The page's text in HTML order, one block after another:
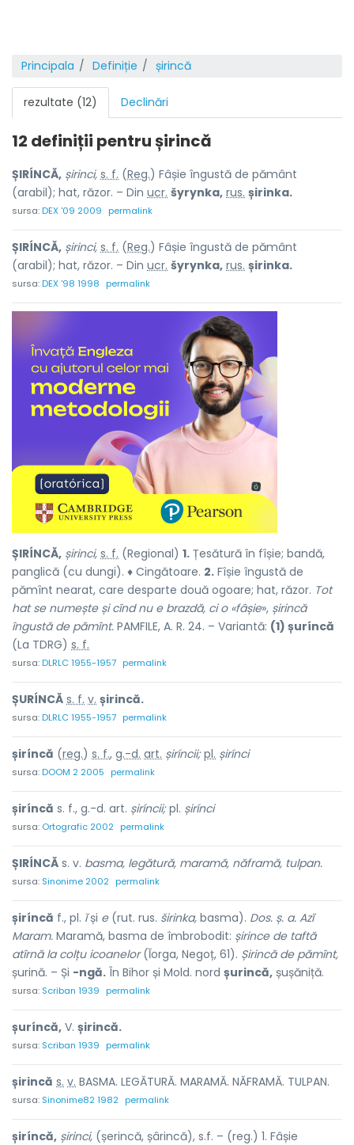
Principala Definiție șirincă
rezultate (12) Declinări
12 definiții pentrușirincă
ȘIRÍNCĂ, șirinci, s. f. (Reg.) Fâșie îngustă de pământ
(arabil); hat, răzor. – Din ucr. šyrynka, rus. șirinka.
sursa:DEX '09 2009 permalink
ȘIRÍNCĂ, șirinci, s. f. (Reg.) Fâșie îngustă de pământ
(arabil); hat, răzor. – Din ucr. šyrynka, rus. șirinka.
sursa:DEX '98 1998 permalink
ȘIRÍNCĂ, șirinci, s. f. (Regional) 1. Țesătură în fîșie; bandă,
panglică (cu dungi). ♦ Cingătoare. 2. Fîșie îngustă de
pămînt nearat, care desparte două ogoare; hat, răzor. Tot
hat se numește și cînd nu e brazdă, ci o «fâșie», șirincă
îngustă de pămînt. PAMFILE, A. R. 24. – Variantă: (1) șuríncă
(La TDRG) s. f.
sursa:DLRLC 1955-1957 permalink
ȘURÍNCĂ s. f. v. șirincă.
sursa:DLRLC 1955-1957 permalink
șiríncă (reg.) s. f., g.-d. art. șiríncii; pl. șirínci
sursa:DOOM 2 2005 permalink
șiríncă s. f., g.-d. art. șiríncii;pl. șirínci
sursa: Ortografic 2002 permalink
ȘIRÍNCĂ s. v. basma, legătură, maramă, năframă, tulpan.
sursa: Sinonime 2002 permalink
șiríncă f., pl. ĭși e(rut. rus. širinka, basma). Dos. ș. a. Azĭ
Maram. Maramă, basma de îmbrobodit: șirince de taftă
atîrnă la colțu icoanelor(Ĭorga, Negoț, 61). Șirincă de pămînt,
șurină. – Și -ngă. În Bihor și Mold. nord șurincă, șușăniță.
sursa: Scriban 1939 permalink
șuríncă, V. șirincă.
sursa: Scriban 1939 permalink
șirincă s. v. BASMA. LEGĂTURĂ. MARAMĂ. NĂFRAMĂ. TULPAN.
sursa: Sinonime82 1982 permalink
șiríncă, șirinci, (șerincă, șârincă), s.f. – (reg.) 1. Fâșie